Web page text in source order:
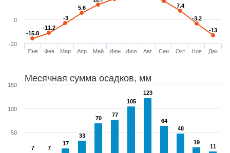
-15.8
-15.8
-11.2
-11.2
-3
-3
5.6
5.6
7.4
7.4
-3.2
-3.2
-13
-13
Янв Фев Мар Апр Май Июн Июл Авг Сен Окт Ноя Дек
-20
0
Месячная сумма осадков, мм
7
7 7
7
17
17
33
33
70
70
77
77
105
105
123
123
64
64
48
48
19
19
11
11
50
100
150